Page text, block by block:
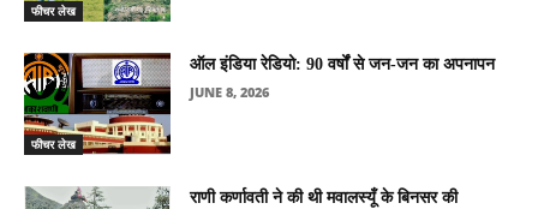
फीचर लेख
फीचर लेख
ऑल इंडिया रेडियो: 90 वर्षों से जन-जन का अपनापन
JUNE 8, 2026
राणी कर्णावती ने की थी मवालस्यूँ के बिनसर की